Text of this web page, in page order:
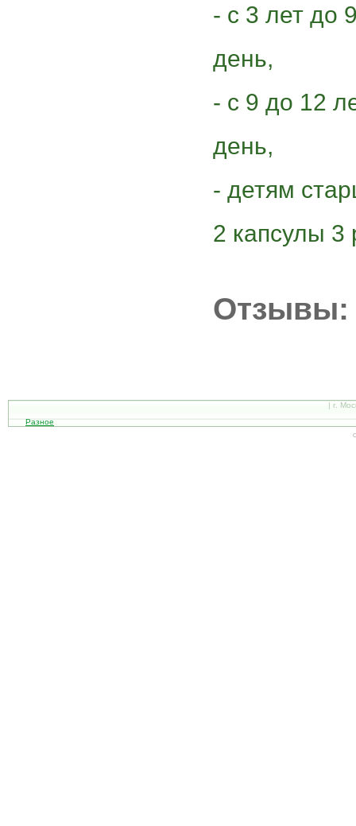
- с 3 лет до
день,
- с 9 до 12
день,
- детям
2 капсулы 3
Отзывы:
| г.
Разное